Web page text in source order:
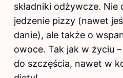
składniki odżywcze.
jedzenie pizzy (nawet
danie), ale także o
owoce. Tak jak w życiu
do szczęścia, nawet w